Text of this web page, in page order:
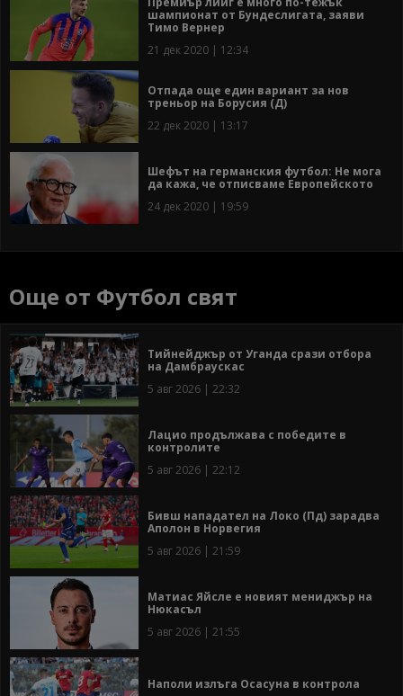
шампионат от Бундеслигата, заяви
Тимо Вернер
21 дек 2020 | 12:34
Отпада още един вариант за нов
треньор на Борусия (Д)
22 дек 2020 | 13:17
Шефът на германския футбол: Не мога
да кажа, че отписваме Европейското
24 дек 2020 | 19:59
Още от Футбол свят
Тийнейджър от Уганда срази отбора
на Дамбраускас
5 авг 2026 | 22:32
Лацио продължава с победите в
контролите
5 авг 2026 | 22:12
Бивш нападател на Локо (Пд) зарадва
Аполон в Норвегия
5 авг 2026 | 21:59
Матиас Яйсле е новият мениджър на
Нюкасъл
5 авг 2026 | 21:55
Наполи излъга Осасуна в контрола